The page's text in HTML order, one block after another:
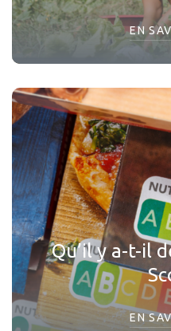
EN
Qu’il y a-t-il
EN